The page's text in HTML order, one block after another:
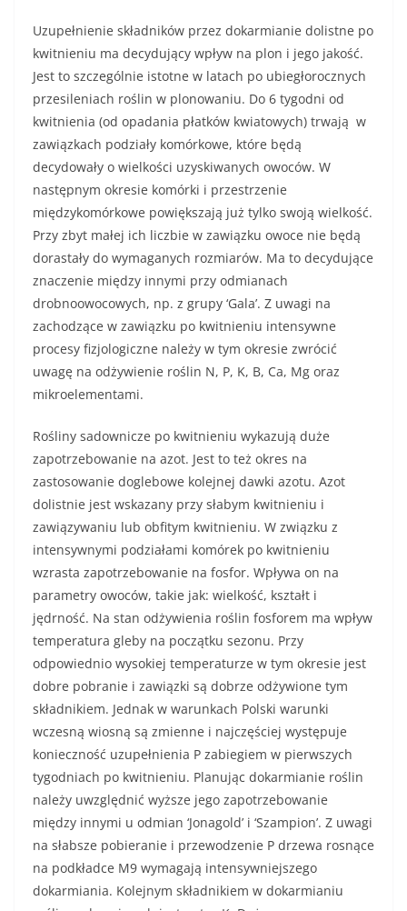
Uzupełnienie składników przez dokarmianie dolistne po
kwitnieniu ma decydujący wpływ na plon i jego jakość.
Jest to szczególnie istotne w latach po ubiegłorocznych
przesileniach roślin w plonowaniu. Do 6 tygodni od
kwitnienia (od opadania płatków kwiatowych) trwają w
zawiązkach podziały komórkowe, które będą
decydowały o wielkości uzyskiwanych owoców. W
następnym okresie komórki i przestrzenie
międzykomórkowe powiększają już tylko swoją wielkość.
Przy zbyt małej ich liczbie w zawiązku owoce nie będą
dorastały do wymaganych rozmiarów. Ma to decydujące
znaczenie między innymi przy odmianach
drobnoowocowych, np. z grupy ‘Gala’. Z uwagi na
zachodzące w zawiązku po kwitnieniu intensywne
procesy fizjologiczne należy w tym okresie zwrócić
uwagę na odżywienie roślin N, P, K, B, Ca, Mg oraz
mikroelementami.
Rośliny sadownicze po kwitnieniu wykazują duże
zapotrzebowanie na azot. Jest to też okres na
zastosowanie doglebowe kolejnej dawki azotu. Azot
dolistnie jest wskazany przy słabym kwitnieniu i
zawiązywaniu lub obfitym kwitnieniu. W związku z
intensywnymi podziałami komórek po kwitnieniu
wzrasta zapotrzebowanie na fosfor. Wpływa on na
parametry owoców, takie jak: wielkość, kształt i
jędrność. Na stan odżywienia roślin fosforem ma wpływ
temperatura gleby na początku sezonu. Przy
odpowiednio wysokiej temperaturze w tym okresie jest
dobre pobranie i zawiązki są dobrze odżywione tym
składnikiem. Jednak w warunkach Polski warunki
wczesną wiosną są zmienne i najczęściej występuje
konieczność uzupełnienia P zabiegiem w pierwszych
tygodniach po kwitnieniu. Planując dokarmianie roślin
należy uwzględnić wyższe jego zapotrzebowanie
między innymi u odmian ‘Jonagold’ i ‘Szampion’. Z uwagi
na słabsze pobieranie i przewodzenie P drzewa rosnące
na podkładce M9 wymagają intensywniejszego
dokarmiania. Kolejnym składnikiem w dokarmianiu